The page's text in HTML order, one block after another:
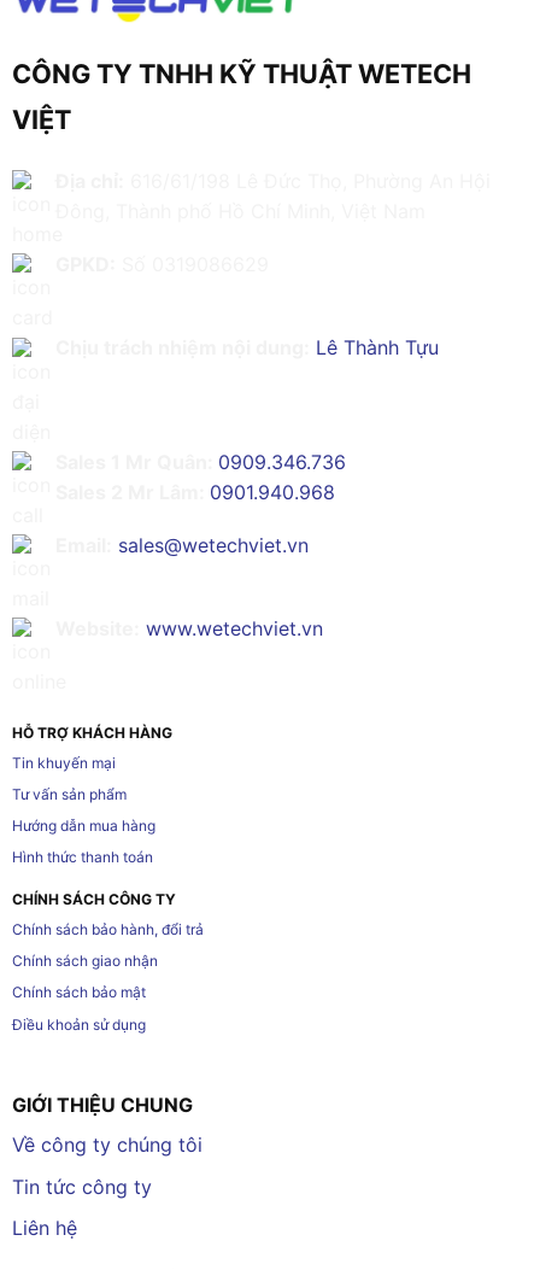
CÔNG TY TNHH KỸ THUẬT WETECH
VIỆT
Lê Thành Tựu
0909.346.736
0901.940.968
sales@wetechviet.vn
www.wetechviet.vn
HỖ TRỢ KHÁCH HÀNG
Tin khuyến mại
Tư vấn sản phẩm
Hướng dẫn mua hàng
Hình thức thanh toán
CHÍNH SÁCH CÔNG TY
Chính sách bảo hành, đổi trả
Chính sách giao nhận
Chính sách bảo mật
Điều khoản sử dụng
GIỚI THIỆU CHUNG
Về công ty chúng tôi
Tin tức công ty
Liên hệ